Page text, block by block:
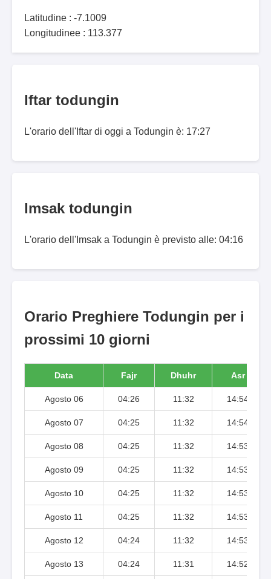
Latitudine : -7.1009
Longitudinee : 113.377
Iftar todungin
L'orario dell'Iftar di oggi a Todungin è: 17:27
Imsak todungin
L'orario dell'Imsak a Todungin è previsto alle: 04:16
Orario Preghiere Todungin per i
prossimi 10 giorni
Data Fajr Dhuhr Asr
Agosto 06 04:26 11:32 14:54
Agosto 07 04:25 11:32 14:54
Agosto 08 04:25 11:32 14:53
Agosto 09 04:25 11:32 14:53
Agosto 10 04:25 11:32 14:53
Agosto 11 04:25 11:32 14:53
Agosto 12 04:24 11:32 14:53
Agosto 13 04:24 11:31 14:52